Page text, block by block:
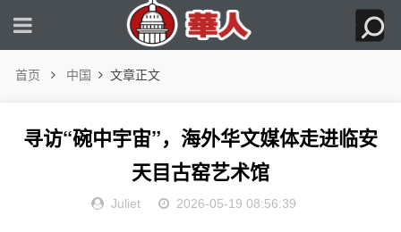
首页 中国 文章正文
寻访“碗中宇宙”，海外华文媒体走进临安
天目古窑艺术馆
Juliet 2026-05-19 08:56:39